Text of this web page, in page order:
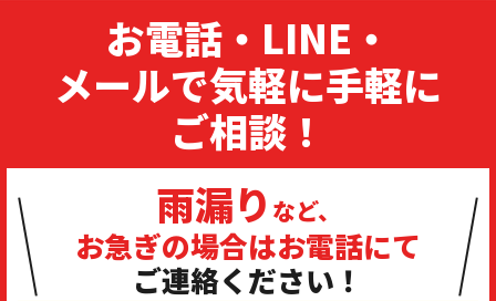
お電話・LINE・
メールで気軽に手軽に
ご相談！
雨漏り など、
お急ぎの場合はお電話にて
ご連絡ください！